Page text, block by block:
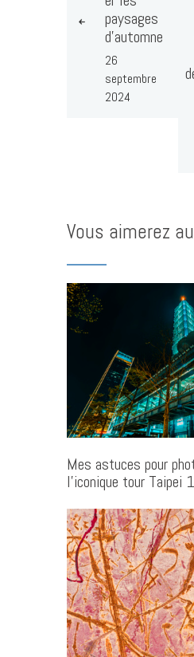
paysages
d’automne
26
septembre
2024
Vous aimerez
Mes astuces pour
l’iconique tour Taipei